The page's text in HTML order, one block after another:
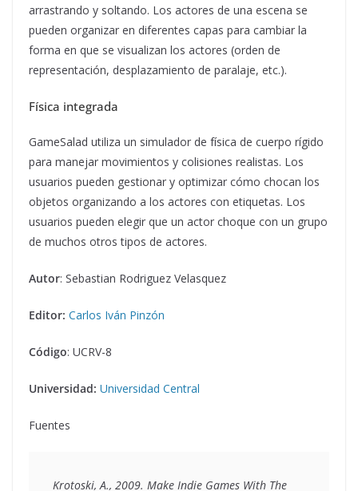
arrastrando y soltando. Los actores de una escena se
pueden organizar en diferentes capas para cambiar la
forma en que se visualizan los actores (orden de
representación, desplazamiento de paralaje, etc.).
Física integrada
GameSalad utiliza un simulador de física de cuerpo rígido
para manejar movimientos y colisiones realistas. Los
usuarios pueden gestionar y optimizar cómo chocan los
objetos organizando a los actores con etiquetas. Los
usuarios pueden elegir que un actor choque con un grupo
de muchos otros tipos de actores.
Autor: Sebastian Rodriguez Velasquez
Editor: Carlos Iván Pinzón
Código: UCRV-8
Universidad: Universidad Central
Fuentes
Krotoski, A., 2009. Make Indie Games With The